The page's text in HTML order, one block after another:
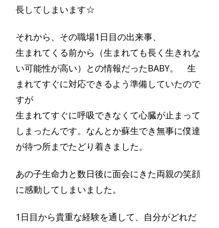
長してしまいます☆
それから、その職場1日目の出来事、
生まれてくる前から（生まれても長く生きれな
い可能性が高い）との情報だったBABY。 生
まれてすぐに対応できるよう準備していたので
すが
生まれてすぐに呼吸できなくて心臓が止まって
しまったんです。なんとか蘇生でき無事に僕達
が待つ所までたどり着きました。
あの子生命力と数日後に面会にきた両親の笑顔
に感動してしまいました。
1日目から貴重な経験を通して、自分がどれだ